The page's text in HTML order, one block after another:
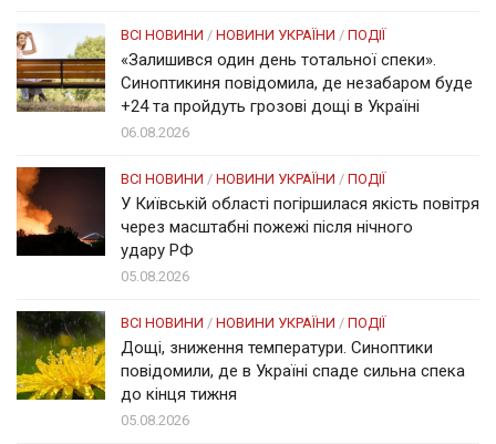
ВСІ НОВИНИ / НОВИНИ УКРАЇНИ / ПОДІЇ
«Залишився один день тотальної спеки».
Синоптикиня повідомила, де незабаром буде
+24 та пройдуть грозові дощі в Україні
06.08.2026
ВСІ НОВИНИ / НОВИНИ УКРАЇНИ / ПОДІЇ
У Київській області погіршилася якість повітря
через масштабні пожежі після нічного
удару РФ
05.08.2026
ВСІ НОВИНИ / НОВИНИ УКРАЇНИ / ПОДІЇ
Дощі, зниження температури. Синоптики
повідомили, де в Україні спаде сильна спека
до кінця тижня
05.08.2026